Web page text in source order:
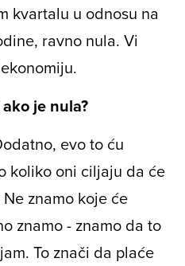
kvartalu u odnosu na
ravno nula. Vi
je nula?
evo to ću
koliko oni ciljaju da će
znamo koje će
znamo - znamo da to
To znači da plaće